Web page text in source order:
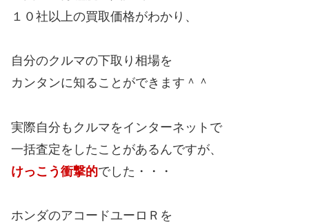
１０社以上の買取価格がわかり、
自分のクルマの下取り相場を
カンタンに知ることができます＾＾
実際自分もクルマをインターネットで
一括査定をしたことがあるんですが、
けっこう衝撃的でした・・・
ホンダのアコードユーロＲを